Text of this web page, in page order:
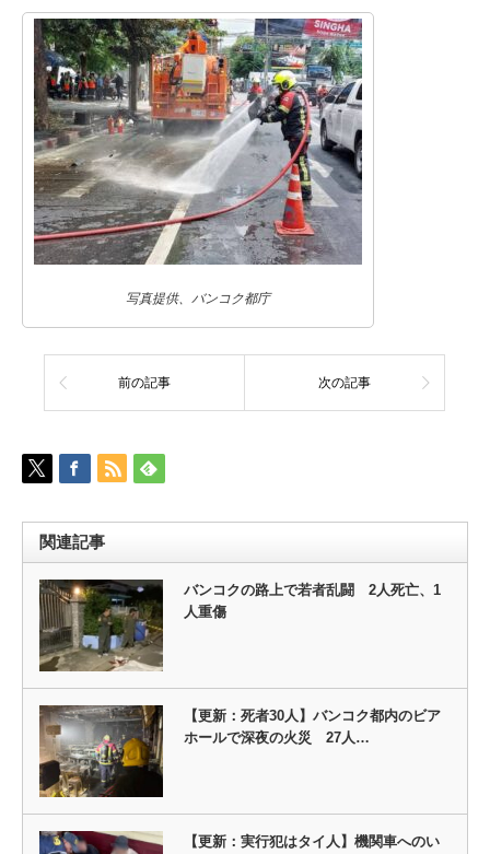
写真提供、バンコク都庁
前の記事 次の記事
関連記事
バンコクの路上で若者乱闘 2人死亡、1
人重傷
【更新：死者30人】バンコク都内のビア
ホールで深夜の火災 27人…
【更新：実行犯はタイ人】機関車へのい